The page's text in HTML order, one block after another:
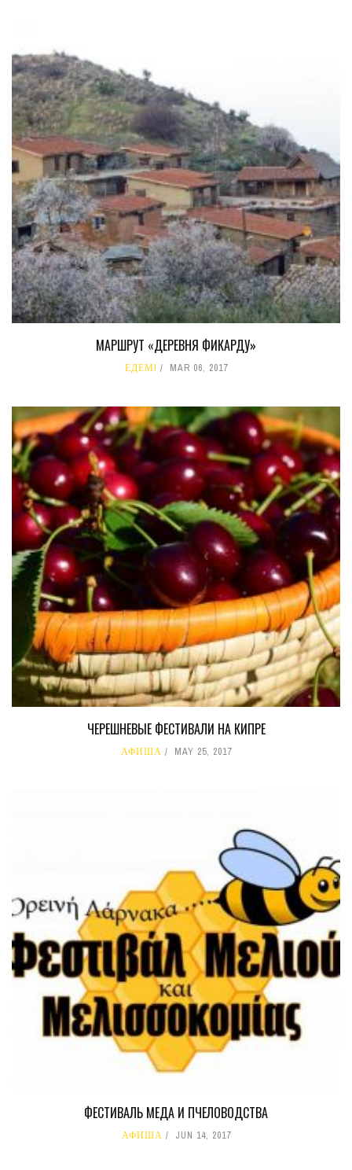
МАРШРУТ «ДЕРЕВНЯ ФИКАРДУ»
ЕДЕМ! MAR 06, 2017
ЧЕРЕШНЕВЫЕ ФЕСТИВАЛИ НА КИПРЕ
АФИША MAY 25, 2017
ФЕСТИВАЛЬ МЕДА И ПЧЕЛОВОДСТВА
АФИША JUN 14, 2017